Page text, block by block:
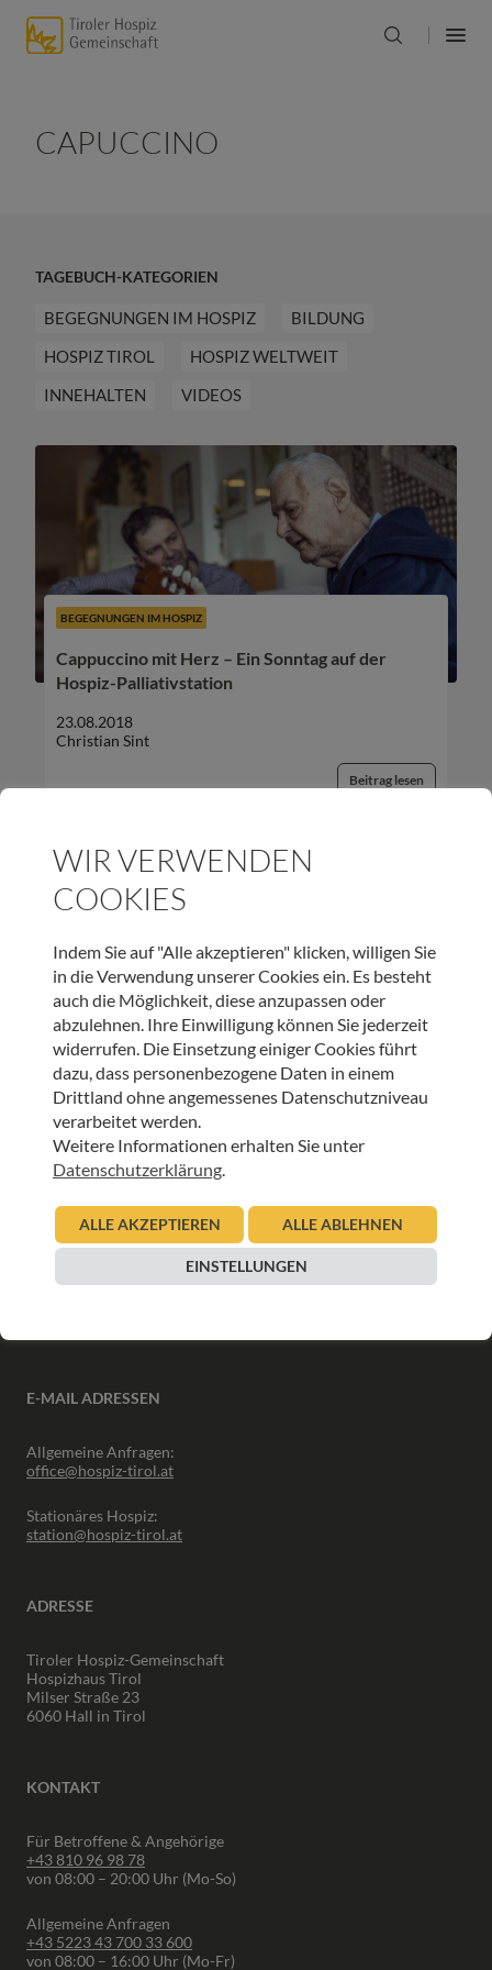
CAPUCCINO
TAGEBUCH-KATEGORIEN
BEGEGNUNGEN IM HOSPIZ
BILDUNG
HOSPIZ TIROL
HOSPIZ WELTWEIT
INNEHALTEN
VIDEOS
BEGEGNUNGEN IM HOSPIZ
Cappuccino mit Herz – Ein Sonntag auf der
Hospiz-Palliativstation
23.08.2018
Christian Sint
Beitrag lesen
UNSER NEWSLETTER:
ANMELDEN
INFORMATIONEN
Downloads
Interner Bereich
E-MAIL ADRESSEN
Allgemeine Anfragen:
office@hospiz-tirol.at
Stationäres Hospiz:
station@hospiz-tirol.at
ADRESSE
Tiroler Hospiz-Gemeinschaft
Hospizhaus Tirol
Milser Straße 23
6060 Hall in Tirol
KONTAKT
Für Betroffene & Angehörige
+43 810 96 98 78
von 08:00 – 20:00 Uhr (Mo-So)
Allgemeine Anfragen
+43 5223 43 700 33 600
von 08:00 – 16:00 Uhr (Mo-Fr)
WIR VERWENDEN
COOKIES
Indem Sie auf "Alle akzeptieren" klicken, willigen Sie
in die Verwendung unserer Cookies ein. Es besteht
auch die Möglichkeit, diese anzupassen oder
abzulehnen. Ihre Einwilligung können Sie jederzeit
widerrufen. Die Einsetzung einiger Cookies führt
dazu, dass personenbezogene Daten in einem
Drittland ohne angemessenes Datenschutzniveau
verarbeitet werden.
Weitere Informationen erhalten Sie unter
Datenschutzerklärung.
ALLE AKZEPTIEREN ALLE ABLEHNEN
EINSTELLUNGEN